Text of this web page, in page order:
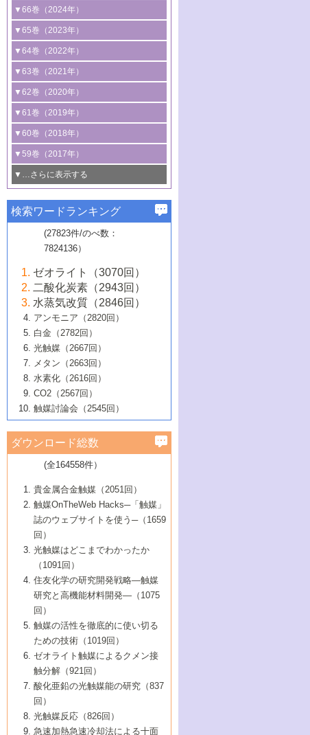
2号 コンピューター技術により加速する
触媒開発
3号 有機分子変換やCO 資源化のための
光触媒に関する最近の研究
B号 第137回触媒討論会（2026年）
1号 CO
水素化によるグリーン燃料/グリ
ーンケミカル製造
2号 水素製造のための水分解技術に関す
る最近の研究
3号 オレフィン系樹脂の精密合成に関す
る最新技術
4号 アルコール類の効率的変換を実現す
る非貴金属触媒の研究動向
5号 ゼオライトの合成と応用における研
究動向
6号 ヘテロ接合界面
B号 第135回触媒討論会（2025年）
▼66巻（2024年）
1号 低次元ナノ構造を有する触媒材料
2号 規制反応場を活用した固体触媒研究
の新展開
3号 未踏分子変換を目指した酸化触媒プ
ロセスの最前線
4号 シンクロトロン放射光および中性子
線を利用した触媒解析技術の最先端
5号 単原子触媒
6号 参照触媒委員会からのお知らせ
B号 第133回触媒討論会（2023年）
▼65巻（2023年）
1号 炭素が関わる触媒機能
2号 プラスチックケミカルリサイクルの
ための触媒技術
3号 非酸化物系金属化合物を基盤とした
触媒材料の開発
4号 格子酸素・格子酸素欠陥を利用した
触媒反応
5号 生体触媒によるエネルギー変換反応
6号 窒素とリンの循環のための触媒・機
能性材料
▼64巻（2022年）
1号 合成ガス製造とCOを用いるケミカル
ズ合成の最新動向
2号 化学品合成のための合金触媒開発
3号 CO の排出削減および有効活用のた
めの触媒技術
4号 若手による情報発信企画～とびたて
若き触媒の研究者たち～（1）
若き触媒の研究者たち～（2）
6号 石油のノーブル・ユースを志向した
触媒技術
大学：オンライン・対面開催）
▼63巻（2021年）
1号 金触媒の新展開
2号 ペロブスカイト
3号 特殊反応場を利用した触媒的分子変
換反応
4号 多孔質材料を用いた触媒の新展開
5号 情報学的手法を用いた触媒開発
6号 カーボンニュートラルに向けた電解
技術
B号 第127回触媒討論会（2021年・オン
ライン開催(Zoom)のみ）
▼62巻（2020年）
1号 触媒設計を拓く欠陥構造のキャラク
タリゼーション
2号 機能化学品製造に資するクリーンな
触媒的酸化反応
3号 水処理のための触媒化学
4号 光触媒を用いた水分解の最新の研究
動向
5号 次世代の触媒プロセスを支えるマイ
6号 メタン転換技術の最新動向
B号 第125回触媒討論会（2020年・工学
院大学）
▼61巻（2019年）
1号 物質移動制御に着目した触媒プロセ
ス開発
2号 CO2 フリー水素サプライチェーンに
関わる触媒開発動向
3号 精密高分子合成に関する最近の研究
動向
4号 バイオマス化成品製造のための触媒
5号 固体触媒による含窒素有機化合物変
換の最前線
6号 貴金属使用量低減に向けた自動車排
ガス浄化触媒の開発
B号 第123回触媒討論会（2019年・大阪
▼60巻（2018年）
1号 固体酸触媒の最新の研究動向
2号 二酸化炭素からの有用化学品合成
3号 ナノ粒子・クラスター触媒の最前線
4号 60周年記念企画
5号 進化するゼオライト合成技術
6号 非貴金属系触媒における電気化学的
B号 第121回触媒討論会（2018年・東京
大学）
▼59巻（2017年）
1号 いたるところに，触媒
最先端技術
3号 無機分離膜材料の開発と触媒反応プ
ロセスへの適用
5号 水素のふるまいを解き明かす最先端
研究
6号 低級アルカンの有効利用のための触
媒技術
B号 第119回触媒討論会（2017年・首都
大学東京）
▼…さらに表示する
1号 ユニークな構造の高分子を生み出す触
2号 リグニンからの化成品製造に向けた触
媒技術
3号 触媒研究の最先端～とびたて若き研究
者たち～（1）
4号 触媒研究の最先端～とびたて若き研究
者たち～（2）
5号 触媒研究の最先端～とびたて若き研究
者たち～（3）
6号 イオニクス材料と燃料電池・電解合成
の最新の研究動向
B号 第117回触媒討論会（2016年・大阪府
立大学）
▼57巻（2015年）
1号 水素キャリアにかかわる触媒技術の新
2号 石油精製用触媒の最近の進展
3号 固体酸化物形燃料電池（SOFC）におけ
るアノード触媒上での燃料直接改質技術
4号 コアシェル構造の制御による触媒機能
5号 工業触媒およびその周辺技術の最近の
進歩
6号 ナノシート
B号 第115回触媒討論会（2015年・成蹊大
▼56巻（2014年）
2号 光触媒反応機構に関する最新の研究動
向
開発動向
4号 人工光合成に向けた近年のアプローチ
5号 未利用熱エネルギーの有効活用に貢献
する触媒技術
6号 ポリオキソメタレート
B号 第113回触媒討論会（2014年・ロワジ
ールホテル豊橋）
1号 高耐久性燃料電池システム用触媒にお
ける新展開
2号 リビングラジカル重合の最近の動向
3号 天然ガスの化学工業的展開に関する触
媒技術
4号 貴金属触媒の精密構造制御とその活用
5号 バイオマス化成品製造のための固体触
6号 ナノ空間─吸着状態解析から新機能開拓
B号 第111回触媒討論会（2013年・関西大
▼54巻（2012年）
1号 規則性多孔体の利用技術における最近
の進歩
2号 第109回触媒討論会
3号 貴金属低減技術の最新動向
4号 貴金属代替技術の最新動向
5号 光触媒による物質変換反応の新展開
6号 グラフェン
7号 水素を利用する化成品合成の新潮流
▼53巻（2011年）
1号 金属学から見る合金触媒の新展開
2号 第107回触媒討論会
3号 触媒のその場観察法の進歩（１）
4号 触媒のその場観察法の進歩（２）
5号 不活性結合の触媒的活性化による有機
合成
6号 新しい固体酸触媒技術
7号 ゼオライト合成における最近の進歩
▼52巻（2010年）
1号 触媒の劣化対策と長寿命触媒開発
2号 第105回触媒討論会
3号 ナノ構造が拓く新機能
4号 活性サイトおよびその環境の精密な設
計による触媒の高機能化
5号 触媒を有効に使うための技術
7号 有機分子触媒による精密有機合成
8号 高機能化ポリオレフィンに向けた重合
触媒の最近の進展
1号 炭素材料－熱い注目を集める材料－
2号 第103回触媒討論会
3号 環境浄化用光触媒の現状と課題
4号 水素社会の実現に向けた水素製造・貯
蔵技術の進歩
5号 CO2が関わる触媒・材料
7号 持続可能社会実現のための触媒および
触媒関連技術
▼50巻（2008年）
1号 触媒化学と学会のこの10年，半世紀，
そして未来
2号 第101回触媒討論会
4号 錯体を利用したユニークな表面構造の
構築と機能
5号 若手会員による触媒研究の未来展望1：
企業編
6号 第102回触媒討論会
7号 触媒・化学反応における計算化学の進
8号 若手研究者による触媒研究の未来展望
2：大学・研究所編
▼49巻（2007年）
1号 含フッ素化合物の合成と触媒
2号 第99回触媒討論会
3号 実用的ファインケミカル合成プロセス
を実現する触媒
5号 こんな物質，あんな物質―新たな触媒
の可能性―
7号 『結晶の化学』を活かした触媒研究
8号 イオン液体の応用
▼48巻（2006年）
1号 固体酸触媒の最近の進歩
2号 第97回触媒討論会
3号 リビング重合触媒の最近の展開
5号 水素製造・貯蔵のための触媒技術の新
しい展開
6号 第98回触媒討論会
7号 基礎化学品製造の触媒技術
8号 多機能型リアクター
1号 最近の触媒担体とその効果
2号 第95回触媒討論会
4号 水分解用光触媒材料
5号 時間分解分光の進歩と応用
6号 第96回触媒討論会
8号 超臨界流体を用いた化学プロセスの新
▼46巻（2004年）
1号 部分酸化反応触媒の最前線
2号 第93回触媒討論会
3号 特殊エネルギー場の触媒反応
4号 生体内における金属の触媒作用
5号 ファインケミカルズの展開に寄与する
6号 第94回触媒討論会
7号 サブナノレベルでみた新しい表面現象
8号 オレフィン重合触媒の新たな展
▼45巻（2003年）
1号 なぜこの触媒が良いのか？
2号 第91回触媒討論会
3号 最近の自動車排ガス処理技術
4号 触媒研究の現状と将来─第90回触媒討論
5号 基礎化学品製造の触媒技術
6号 第92回触媒討論会
7号 基礎化学品製造の触媒技術
8号 資源の循環と触媒技術
▼44巻（2002年）
1号 高次制御された触媒の化学
2号 第89回触媒討論会
3号 触媒を利用した電気化学の新展開
4号 ナノ材料の調製と機能化
5号 こんな触媒が欲しい
6号 第90回触媒討論会
7号 触媒研究と学術雑誌/情報
8号 若い世代からみた触媒化学の現状と未
▼43巻（2001年）
1号 グリーンケミストリーと触媒
2号 第87回触媒討論会特集号
3号 生体触媒とバイオプロセス
4号 水素製造・利用の触媒化学
5号 触媒研究における新しい切り口：コン
ビナトリアルケミストリー
6号 第88回触媒討論会特集号
7号 企業における触媒研究のブレークスル
8号 この材料を触媒として使ってみません
▼42巻（2000年）
1号 触媒反応工学の明日を拓く
2号 第85回触媒討論会
3号 反応ダイナミクス
5号 触媒のおもしろさをどのように伝える
6号 第86回触媒討論会
7号 水素化精製触媒の新しい展開
8号 新しい反応性と機能性を目指した金属
クラスタ-化学
▼41巻（1999年）
1号 孔、穴、あな?-特異な空間とその利用-
2号 第83回触媒討論会
3号 均一系触媒反応最前線
4号 実用炭素材料の新展開
5号 研究の方法論を考える
7号 機能性金属材料と触媒
8号 触媒研究へのNMRの応用と展望
▼40巻（1998年）
進展と21世紀への提言/創立40周年記念・触
媒学会この10年の歩みとこれから/創立40周
2号 第81回触媒討論会
3号 計算機触媒化学へのさそい
4号 触媒劣化の制御と予測
5号 最新の実用プロセスと触媒
6号 第82回触媒討論会
1号 均一系と不均一系触媒反応-その特徴と
接点
2号 第79回触媒討論会
3号 最新NO除去触媒の実用化研究
4号 新しい反応場を目指した触媒調製
5号 反応・分離技術の新しい展開
6号 第80回触媒討論会
▼38巻（1996年）
1号 触媒の構造と触媒作用/C1化学を中心と
する21世紀への触媒
3号 オリンピックメダル:金・銀・銅はどん
な触媒作用を示すか
4号 触媒作用における機能の複合化
▼37巻（1995年）
1号 ファインケミカルズと固体触媒
2号 第75回触媒討論会
3号 希土類を利用した触媒
4号 触媒とリサイクル
5号 エネルギー変換触媒
▼36巻（1994年）
1号 電気化学と触媒
2号 第73回触媒討論会
3号 C4化学の展開
4号 《通常号》
▼35巻（1993年）
1号 工業触媒開発マニュアル―探索から工
業化まで
2号 第71回触媒討論会
▼34巻（1992年）
1号 インパクトを与えたこの研究
2号 第69回触媒討論会
▼33巻（1991年）
1号 触媒プロセス開発マニュアル―探索か
▼32巻（1990年）
検索ワードランキング
(27823件/のべ数：
7824136）
ゼオライト（3070回）
二酸化炭素（2943回）
水蒸気改質（2846回）
アンモニア（2820回）
白金（2782回）
光触媒（2667回）
メタン（2663回）
水素化（2616回）
CO2（2567回）
触媒討論会（2545回）
ダウンロード総数
(全164558件）
貴金属合金触媒（2051回）
触媒OnTheWeb Hacks─「触媒」
誌のウェブサイトを使う─（1659
回）
光触媒はどこまでわかったか
（1091回）
住友化学の研究開発戦略―触媒
研究と高機能材料開発―（1075
回）
触媒の活性を徹底的に使い切る
ための技術（1019回）
ゼオライト触媒によるクメン接
触分解（921回）
酸化亜鉛の光触媒能の研究（837
回）
光触媒反応（826回）
急速加熱急速冷却法による十面